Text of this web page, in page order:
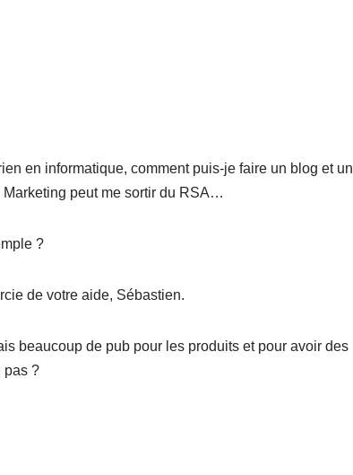
en informatique, comment puis-je faire un blog et un
peut me sortir du RSA…
?
de votre aide, Sébastien.
beaucoup de pub pour les produits et pour avoir des
pas ?